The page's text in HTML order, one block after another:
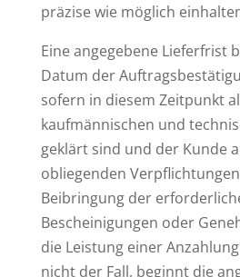
präzise wie möglich
Eine angegebene Lieferfrist
Datum der
sofern in diesem Zeitpunkt
kaufmännischen und
geklärt sind und der Kunde
obliegenden
Beibringung der
Bescheinigungen oder
die Leistung einer
nicht der Fall, beginnt die